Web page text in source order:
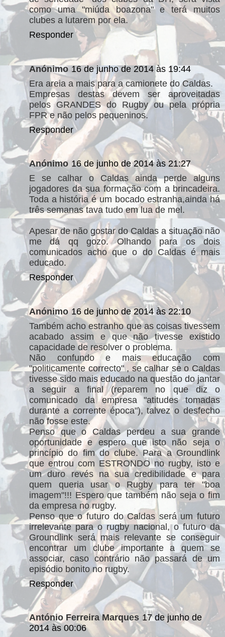
como uma "miúda boazona" e terá muitos
clubes a lutarem por ela.
Responder
Anónimo 16 de junho de 2014 às 19:44
Era areia a mais para a camionete do Caldas.
Empresas destas devem ser aproveitadas
pelos GRANDES do Rugby ou pela própria
FPR e não pelos pequeninos.
Responder
Anónimo 16 de junho de 2014 às 21:27
E se calhar o Caldas ainda perde alguns
jogadores da sua formação com a brincadeira.
Toda a história é um bocado estranha,ainda há
três semanas tava tudo em lua de mel.
Apesar de não gostar do Caldas a situação não
me dá qq gozo. Olhando para os dois
comunicados acho que o do Caldas é mais
educado.
Responder
Anónimo 16 de junho de 2014 às 22:10
Também acho estranho que as coisas tivessem
acabado assim e que não tivesse existido
capacidade de resolver o problema.
Não confundo e mais educação com
"politicamente correcto" , se calhar se o Caldas
tivesse sido mais educado na questão do jantar
a seguir a final (reparem no que diz o
comunicado da empresa "atitudes tomadas
durante a corrente época"), talvez o desfecho
não fosse este.
Penso que o Caldas perdeu a sua grande
oportunidade e espero que isto não seja o
princípio do fim do clube. Para a Groundlink
que entrou com ESTRONDO no rugby, isto e
um duro revés na sua credibilidade e para
quem queria usar o Rugby para ter "boa
imagem"!!! Espero que também não seja o fim
da empresa no rugby.
Penso que o futuro do Caldas será um futuro
irrelevante para o rugby nacional, o futuro da
Groundlink será mais relevante se conseguir
encontrar um clube importante a quem se
associar, caso contrário não passará de um
episódio bonito no rugby.
Responder
António Ferreira Marques 17 de junho de
2014 às 00:06